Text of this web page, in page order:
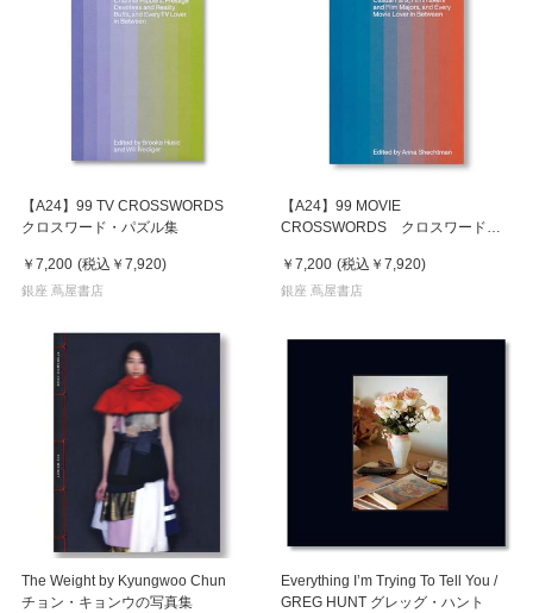
【A24】99 TV CROSSWORDS
クロスワード・パズル集
￥7,200 (税込 ￥7,920)
銀座 蔦屋書店
【A24】99 MOVIE
CROSSWORDS クロスワード・
￥7,200 (税込 ￥7,920)
銀座 蔦屋書店
The Weight by Kyungwoo Chun
チョン・キョンウの写真集
Everything I’m Trying To Tell You /
GREG HUNT グレッグ・ハント